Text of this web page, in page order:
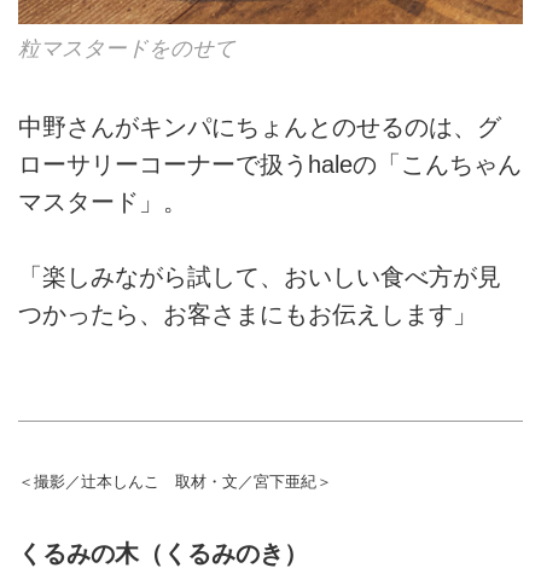
粒マスタードをのせて
中野さんがキンパにちょんとのせるのは、グ
ローサリーコーナーで扱うhaleの「こんちゃん
マスタード」。
「楽しみながら試して、おいしい食べ方が見
つかったら、お客さまにもお伝えします」
＜撮影／辻本しんこ 取材・文／宮下亜紀＞
くるみの木（くるみのき）